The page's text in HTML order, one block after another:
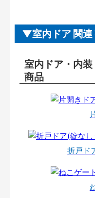
室内ドア 関連
室内ドア・内
商品
折戸ド